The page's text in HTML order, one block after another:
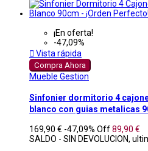
¡En oferta!
-47,09%
 Vista rápida
Compra Ahora
Mueble Gestion
Sinfonier dormitorio 4
blanco con guias metalicas
169,90 € -47,09% Off89,90 €
SALDO - SIN DEVOLUCION,